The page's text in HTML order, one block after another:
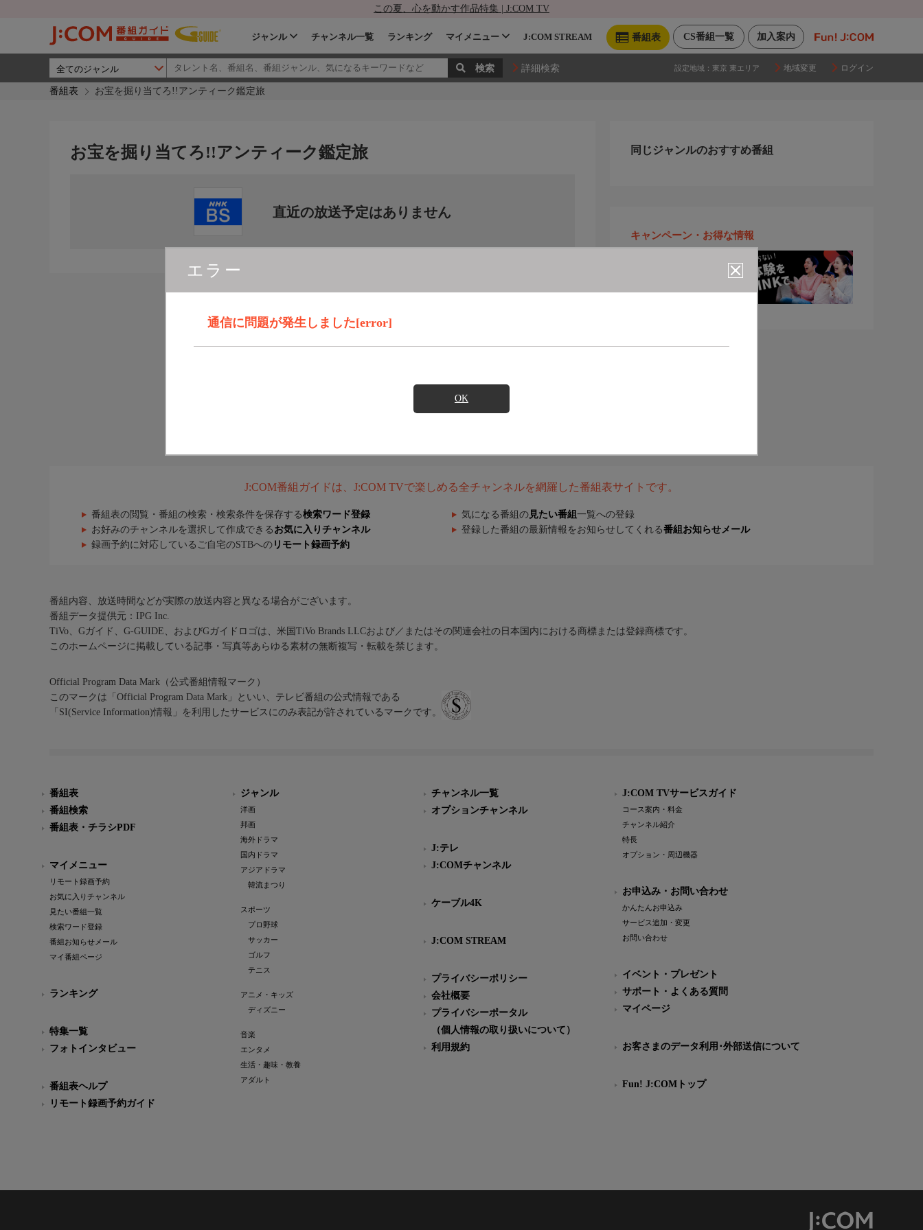
この夏、心を動かす作品特集 | J:COM TV
加入案内
CS番組一覧
番組表
ジャンル チャンネル一覧 ランキング マイメニュー J:COM STREAM
詳細検索 設定地域： 東京 東エリア 地域変更 ログイン
番組表 お宝を掘り当てろ!!アンティーク鑑定旅
エラー
通信に問題が発生しました[error]
OK
お宝を掘り当てろ!!アンティーク鑑定旅
直近の放送予定はありません
同じジャンルのおすすめ番組
キャンペーン・お得な情報
J:COM番組ガイドは、J:COM TVで楽しめる全チャンネルを網羅した番組表サイトです。
番組表の閲覧・番組の検索・検索条件を保存する検索ワード登録 気になる番組の 見たい番組 一覧への登録
お好みのチャンネルを選択して作成できる お気に入りチャンネル 登録した番組の最新情報をお知らせしてくれる番組お知らせメール
録画予約に対応しているご自宅のSTBへの リモート録画予約
番組内容、放送時間などが実際の放送内容と異なる場合がございます。
番組データ提供元：IPG Inc.
TiVo、Gガイド、G-GUIDE、およびGガイドロゴは、米国TiVo Brands LLCおよび／またはその関連会社の日本国内における商標または登録商標です。
このホームページに掲載している記事・写真等あらゆる素材の無断複写・転載を禁じます。
Official Program Data Mark（公式番組情報マーク）
このマークは「Official Program Data Mark」といい、テレビ番組の公式情報である
「SI(Service Information)情報」を利用したサービスにのみ表記が許されているマークです。
番組表
番組検索
番組表・チラシPDF
マイメニュー
リモート録画予約
お気に入りチャンネル
見たい番組一覧
検索ワード登録
番組お知らせメール
マイ番組ページ
ランキング
特集一覧
フォトインタビュー
番組表ヘルプ
リモート録画予約ガイド
ジャンル
洋画
邦画
海外ドラマ
国内ドラマ
アジアドラマ
韓流まつり
スポーツ
プロ野球
サッカー
ゴルフ
テニス
アニメ・キッズ
ディズニー
音楽
エンタメ
生活・趣味・教養
アダルト
チャンネル一覧
オプションチャンネル
J:テレ
J:COMチャンネル
ケーブル4K
J:COM STREAM
プライバシーポリシー
会社概要
プライバシーポータル
（個人情報の取り扱いについて）
利用規約
J:COM TVサービスガイド
コース案内・料金
チャンネル紹介
特長
オプション・周辺機器
お申込み・お問い合わせ
かんたんお申込み
サービス追加・変更
お問い合わせ
イベント・プレゼント
サポート・よくある質問
マイページ
お客さまのデータ利用･外部送信について
Fun! J:COMトップ